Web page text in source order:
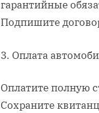
гарантийные
Подпишите
3. Оплата
Оплатите полную
Сохраните